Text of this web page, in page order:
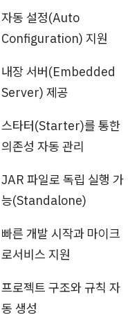
자동 설정(Auto
Configuration) 지원
내장 서버(Embedded
Server) 제공
스타터(Starter)를 통한
의존성 자동 관리
JAR 파일로 독립 실행 가
능(Standalone)
빠른 개발 시작과 마이크
로서비스 지원
프로젝트 구조와 규칙 자
동 생성